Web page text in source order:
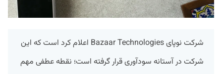
شرکت نوپای Bazaar Technologies اعلام کرد است که این
شرکت در آستانه سودآوری قرار گرفته است؛ نقطه عطفی مهم